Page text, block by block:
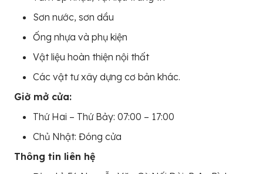
Sơn nước, sơn dầu
Ống nhựa và phụ kiện
Vật liệu hoàn thiện nội thất
Các vật tư xây dựng cơ bản khác.
Giờ mở cửa:
Thứ Hai – Thứ Bảy: 07:00 – 17:00
Chủ Nhật: Đóng cửa
Thông tin liên hệ